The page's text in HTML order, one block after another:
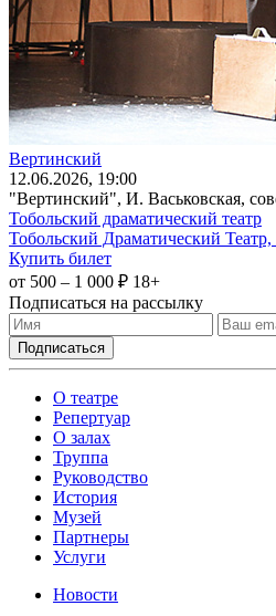
Вертинский
12.06.2026, 19:00
"Вертинский", И. Васьковская,
Тобольский драматический театр
Тобольский Драматический Театр,
Купить билет
от 500 – 1 000 ₽ 18+
Подписаться на рассылку
О театре
Репертуар
О залах
Труппа
Руководство
История
Музей
Партнеры
Услуги
Новости